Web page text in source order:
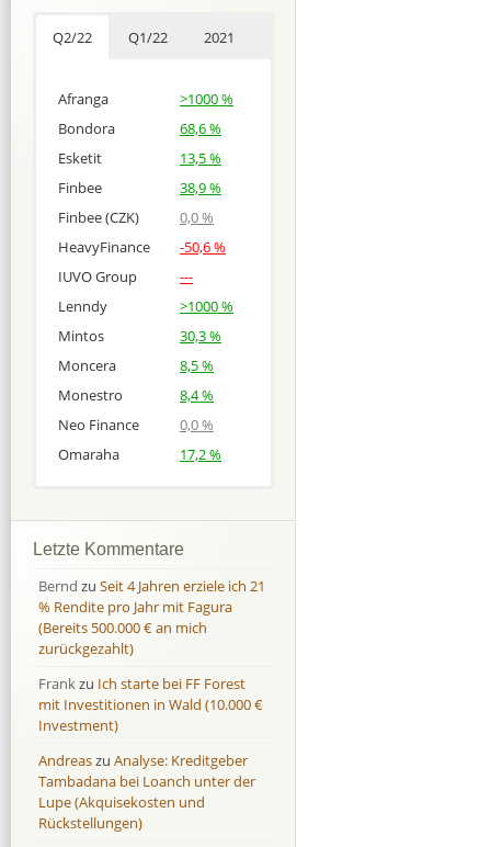
Q2/22 Q1/22 2021
Afranga
>1000 %
Bondora
68,6 %
Esketit
13,5 %
Finbee
38,9 %
Finbee (CZK)
0,0 %
HeavyFinance
-50,6 %
IUVO Group
---
Lenndy
>1000 %
Mintos
30,3 %
Moncera
8,5 %
Monestro
8,4 %
Neo Finance
0,0 %
Omaraha
17,2 %
Bondora
Finbee
43,2%
Finbee (CZK)
0,0 %
HeavyFinance
IUVO Group
-32,2 %
Lenndy
-314,6 %
Moncera
8,0 %
Monestro
9,1 %
Neo Finance
Bondora
Finbee
35,2%
Finbee (CZK)
0,0 %
HeavyFinance
IUVO Group
-55,0 %
Lenndy
146,5 %
Moncera
11,1 %
Monestro
>1000%
Neo Finance
Letzte Kommentare
Bernd zu Seit 4 Jahren erziele ich 21
% Rendite pro Jahr mit Fagura
(Bereits 500.000 € an mich
zurückgezahlt)
Frankzu Ich starte bei FF Forest
mit Investitionen in Wald (10.000 €
Investment)
Andreaszu Analyse: Kreditgeber
Tambadana bei Loanch unter der
Lupe (Akquisekosten und
Rückstellungen)